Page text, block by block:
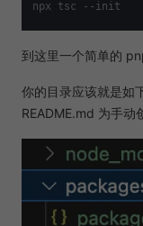
到这里一个简单的
你的目录应该就是如
README.md 为手动